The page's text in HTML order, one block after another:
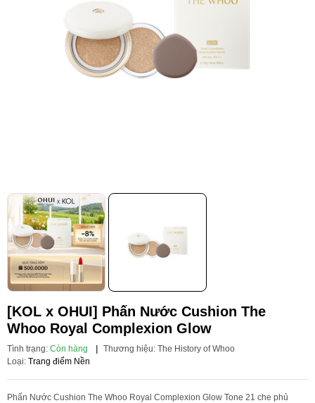
[KOL x OHUI] Phấn Nước Cushion The
Whoo Royal Complexion Glow
Tình trạng: Còn hàng Thương hiệu: The History of Whoo
Loại: Trang điểm Nền
Phấn Nước Cushion The Whoo Royal Complexion Glow Tone 21 che phủ